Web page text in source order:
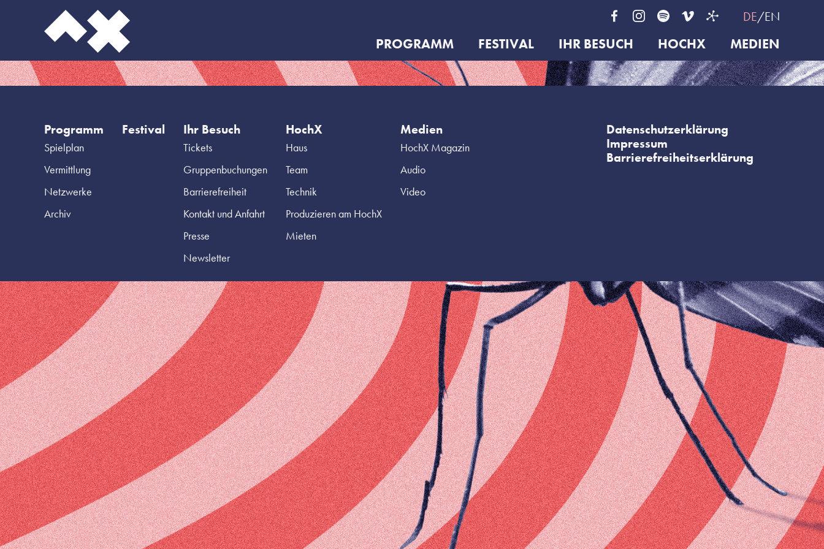
DE EN
PROGRAMM FESTIVAL IHR BESUCH HOCHX MEDIEN
Programm
Spielplan
Vermittlung
Netzwerke
Archiv
Festival Ihr Besuch
Tickets
Gruppenbuchungen
Barrierefreiheit
Kontakt und Anfahrt
Presse
Newsletter
HochX
Haus
Team
Technik
Produzieren am HochX
Mieten
Medien
HochX Magazin
Audio
Video
Datenschutzerklärung
Impressum
Barrierefreiheitserklärung